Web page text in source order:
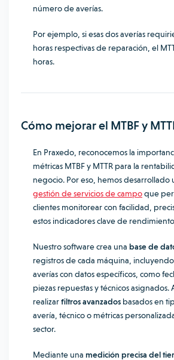
número de averías.
Por ejemplo, si esas dos averías
horas respectivas de reparación, el
horas.
Cómo mejorar el MTBF y
En Praxedo, reconocemos la
métricas MTBF y MTTR para la
negocio. Por eso, hemos desarrollado
gestión de servicios de campoque
clientes monitorear con facilidad,
estos indicadores clave de
Nuestro software crea una base de
registros de cada máquina,
averías con datos específicos, como
piezas repuestas y técnicos
realizarfiltros avanzados basados en
avería, técnico o métricas
sector.
Mediante una medición precisa del